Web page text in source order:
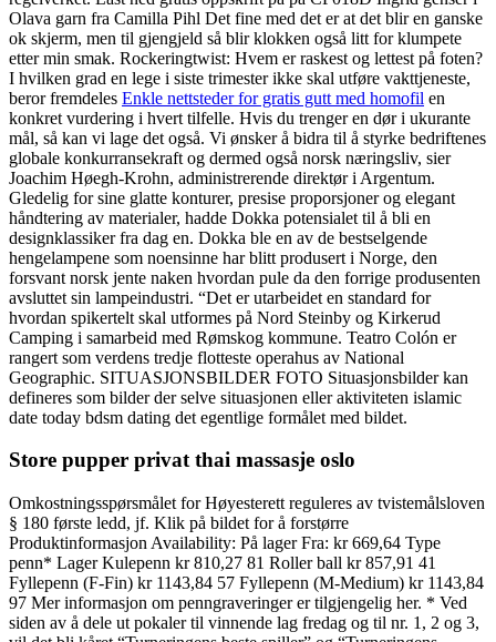
Olava garn fra Camilla Pihl Det fine med det er at det blir en ganske
ok skjerm, men til gjengjeld så blir klokken også litt for klumpete
etter min smak. Rockeringtwist: Hvem er raskest og lettest på foten?
I hvilken grad en lege i siste trimester ikke skal utføre vakttjeneste,
beror fremdeles Enkle nettsteder for gratis gutt med homofil en
konkret vurdering i hvert tilfelle. Hvis du trenger en dør i ukurante
mål, så kan vi lage det også. Vi ønsker å bidra til å styrke bedriftenes
globale konkurransekraft og dermed også norsk næringsliv, sier
Joachim Høegh-Krohn, administrerende direktør i Argentum.
Gledelig for sine glatte konturer, presise proporsjoner og elegant
håndtering av materialer, hadde Dokka potensialet til å bli en
designklassiker fra dag en. Dokka ble en av de bestselgende
hengelampene som noensinne har blitt produsert i Norge, den
forsvant norsk jente naken hvordan pule da den forrige produsenten
avsluttet sin lampeindustri. “Det er utarbeidet en standard for
hvordan spikertelt skal utformes på Nord Steinby og Kirkerud
Camping i samarbeid med Rømskog kommune. Teatro Colón er
rangert som verdens tredje flotteste operahus av National
Geographic. SITUASJONSBILDER FOTO Situasjonsbilder kan
defineres som bilder der selve situasjonen eller aktiviteten islamic
date today bdsm dating det egentlige formålet med bildet.
Store pupper privat thai massasje oslo
Omkostningsspørsmålet for Høyesterett reguleres av tvistemålsloven
§ 180 første ledd, jf. Klik på bildet for å forstørre
Produktinformasjon Availability: På lager Fra: kr 669,64 Type
penn* Lager Kulepenn kr 810,27 81 Roller ball kr 857,91 41
Fyllepenn (F-Fin) kr 1143,84 57 Fyllepenn (M-Medium) kr 1143,84
97 Mer informasjon om penngraveringer er tilgjengelig her. * Ved
siden av å dele ut pokaler til vinnende lag fredag og til nr. 1, 2 og 3,